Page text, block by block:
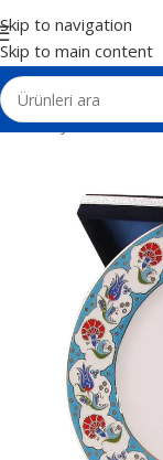
Skip to navigation
Skip to main content
Ana Sayfa Plaketler